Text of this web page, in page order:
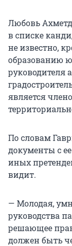
Любовь
в списке
не известно,
образованию
руководителя
является
По словам
документы с
иных
видит.
— Молодая,
руководства
решающее
должен быть